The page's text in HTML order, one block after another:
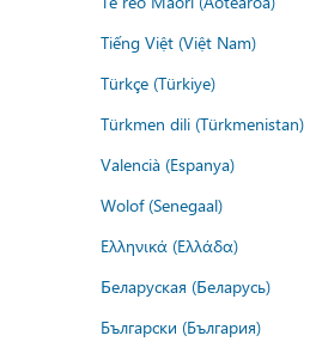
Tiếng Việt (Việt Nam)
Türkçe (Türkiye)
Türkmen dili (Türkmenistan)
Valencià (Espanya)
Wolof (Senegaal)
Ελληνικά (Ελλάδα)
Беларуская (Беларусь)
Български (България)